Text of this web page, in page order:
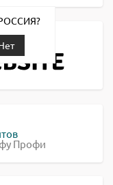
Профи